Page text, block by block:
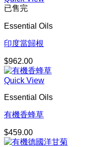
已售完
Essential Oils
印度當歸根
$962.00
Quick View
Essential Oils
有機香蜂草
$459.00